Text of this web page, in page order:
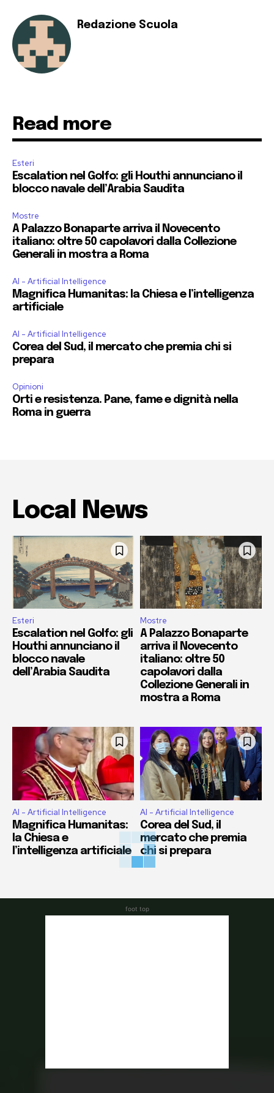
Redazione Scuola
Read more
Esteri
Escalation nel Golfo: gli Houthi annunciano il
blocco navale dell’Arabia Saudita
Mostre
A Palazzo Bonaparte arriva il Novecento
italiano: oltre 50 capolavori dalla Collezione
Generali in mostra a Roma
AI - Artificial Intelligence
Magnifica Humanitas: la Chiesa e l’intelligenza
artificiale
AI - Artificial Intelligence
Corea del Sud, il mercato che premia chi si
prepara
Opinioni
Orti e resistenza. Pane, fame e dignità nella
Roma in guerra
Local News
Esteri
Escalation nel Golfo: gli
Houthi annunciano il
blocco navale
dell’Arabia Saudita
Mostre
A Palazzo Bonaparte
arriva il Novecento
italiano: oltre 50
capolavori dalla
Collezione Generali in
mostra a Roma
AI - Artificial Intelligence
Magnifica Humanitas:
la Chiesa e
l’intelligenza artificiale
AI - Artificial Intelligence
Corea del Sud, il
mercato che premia
chi si prepara
foot top